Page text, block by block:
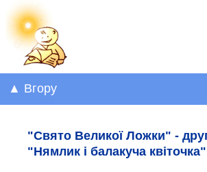
▲ Вгору
"Свято Великої Ложки" -
"Нямлик і балакуча